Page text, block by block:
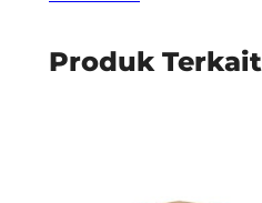
Produk Terkait